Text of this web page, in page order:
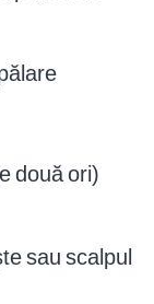
două ori)
sau scalpul